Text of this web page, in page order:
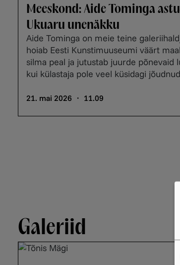
Meeskond: Aide Tominga
Ukuaru unenäkku
Aide Tominga on meie teine
hoiab Eesti Kunstimuuseumi väärt
silma peal ja jutustab juurde põnevaid
kui külastaja pole veel küsidagi
21. mai 2026 ・ 11.09
Galeriid